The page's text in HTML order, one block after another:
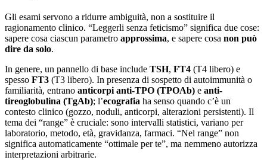
Gli esami servono a ridurre ambiguità, non a sostituire il
ragionamento clinico. “Leggerli senza feticismo” significa due cose:
sapere cosa ciascun parametro approssima, e sapere cosa non può
dire da solo.
In genere, un pannello di base include TSH, FT4 (T4 libero) e
spesso FT3 (T3 libero). In presenza di sospetto di autoimmunità o
familiarità, entrano anticorpi anti-TPO (TPOAb) e anti-
tireoglobulina (TgAb); l’ecografia ha senso quando c’è un
contesto clinico (gozzo, noduli, anticorpi, alterazioni persistenti). Il
tema dei “range” è cruciale: sono intervalli statistici, variano per
laboratorio, metodo, età, gravidanza, farmaci. “Nel range” non
significa automaticamente “ottimale per te”, ma nemmeno autorizza
interpretazioni arbitrarie.